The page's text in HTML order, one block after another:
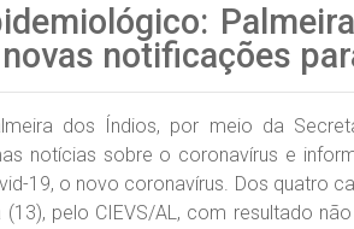
notificações
dos Índios, por meio da
notícias sobre o coronavírus e
19, o novo coronavírus. Dos quatro
(13), pelo CIEVS/AL, com resultado